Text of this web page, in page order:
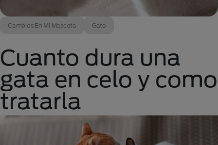
Cambios En Mi Mascota Gato
Cuanto dura una
gata en celo y como
tratarla